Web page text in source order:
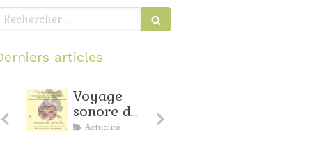
Rechercher
articles
Voyage
sonore de
juin à
Actualité